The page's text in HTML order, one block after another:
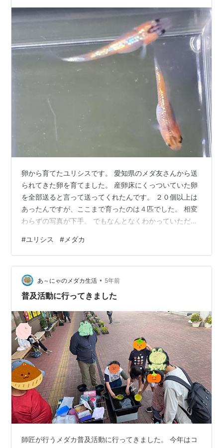
卵から育てたユリシスです。 愛知県のメダ友さんから送
られてきた卵を育てました。 産卵床にくっついていた卵
を全部送ると言って送ってくれたんです。 ２０個以上は
あったんですが、ここまで育ったのは４匹でした。 相変
わらずの写真が下手。 でもなんとなくわかっていただけ
ラメがお気に入りです。 この４匹しかいないので、これ
を種親にして今シーズンもう少し数を 増やせたらいいで
すね。 頑張れユリシス。 にほんブログ村 お名前.com 国
内最速・高安定の高性能レンタルサーバー【ConoHa
WING】 ネットショッピングでポイントが貯まる！ 通勤
#ユリシス #メダカ
あ～にゃのメダカ生活 • 5年前
普及活動に行ってきました
師匠が行うメダカ普及活動に行ってきました。 今年はコ